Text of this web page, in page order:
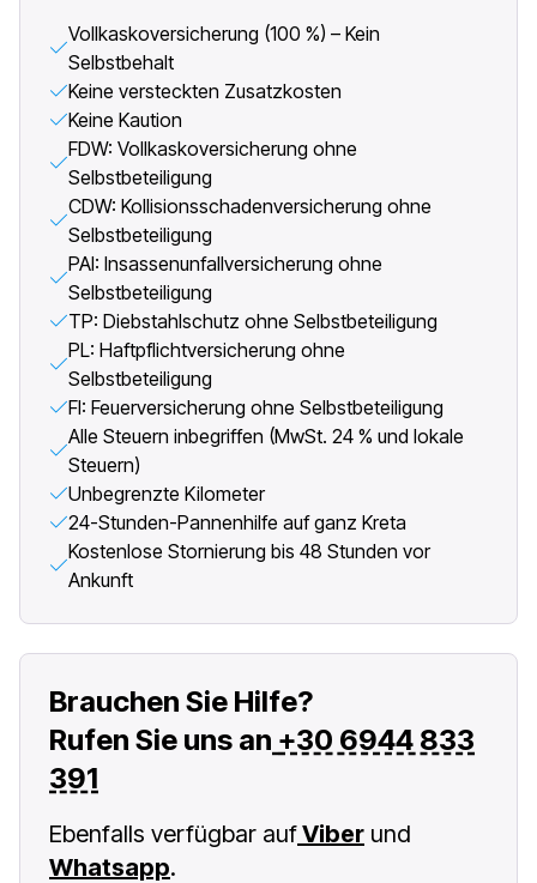
Vollkaskoversicherung (100 %) – Kein
Selbstbehalt
Keine versteckten Zusatzkosten
Keine Kaution
FDW: Vollkaskoversicherung ohne
Selbstbeteiligung
CDW: Kollisionsschadenversicherung ohne
Selbstbeteiligung
PAI: Insassenunfallversicherung ohne
Selbstbeteiligung
TP: Diebstahlschutz ohne Selbstbeteiligung
PL: Haftpflichtversicherung ohne
Selbstbeteiligung
FI: Feuerversicherung ohne Selbstbeteiligung
Alle Steuern inbegriffen (MwSt. 24 % und lokale
Steuern)
Unbegrenzte Kilometer
24-Stunden-Pannenhilfe auf ganz Kreta
Kostenlose Stornierung bis 48 Stunden vor
Ankunft
Brauchen Sie Hilfe?
Rufen Sie uns an +30 6944 833
391
Ebenfalls verfügbar aufViber und
Whatsapp.